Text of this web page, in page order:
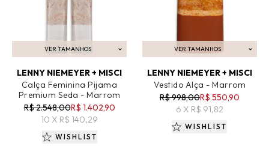
VER TAMANHOS
ADICIONAR AO CARRINHO
LENNY NIEMEYER + MISCI
Calça Feminina Pijama
Premium Seda - Marrom
R$ 2.548,00R$ 1.402,90
10 X R$ 140,29
WISHLIST
VER TAMANHOS
ADICIONAR AO CARRINHO
LENNY NIEMEYER + MISCI
Vestido Alça - Marrom
R$ 998,00R$ 550,90
6 X R$ 91,82
WISHLIST